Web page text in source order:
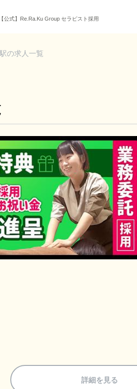
【公式】Re.Ra.Ku Group セラピスト採用
の求人一覧
詳細を見る